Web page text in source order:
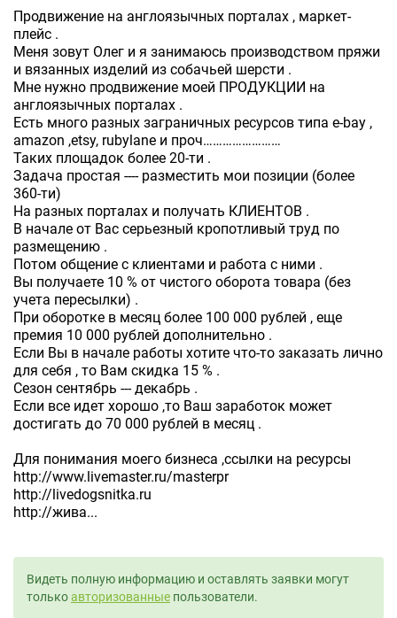
Продвижение на англоязычных порталах , маркет-
плейс .
Меня зовут Олег и я занимаюсь производством пряжи
и вязанных изделий из собачьей шерсти .
Мне нужно продвижение моей ПРОДУКЦИИ на
англоязычных порталах .
Есть много разных заграничных ресурсов типа e-bay ,
amazon ,etsy, rubylane и проч……………………
Таких площадок более 20-ти .
Задача простая ---- разместить мои позиции (более
360-ти)
На разных порталах и получать КЛИЕНТОВ .
В начале от Вас серьезный кропотливый труд по
размещению .
Потом общение с клиентами и работа с ними .
Вы получаете 10 % от чистого оборота товара (без
учета пересылки) .
При оборотке в месяц более 100 000 рублей , еще
премия 10 000 рублей дополнительно .
Если Вы в начале работы хотите что-то заказать лично
для себя , то Вам скидка 15 % .
Сезон сентябрь --- декабрь .
Если все идет хорошо ,то Ваш заработок может
достигать до 70 000 рублей в месяц .
Для понимания моего бизнеса ,ссылки на ресурсы
http://www.livemaster.ru/masterpr
http://livedogsnitka.ru
http://жива...
Видеть полную информацию и оставлять заявки могут
толькоавторизованные пользователи.